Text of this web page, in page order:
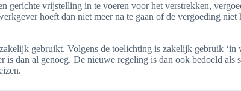
gerichte vrijstelling in te voeren voor het verstrekken,
hoeft dan niet meer na te gaan of de vergoeding
gebruikt. Volgens de toelichting is zakelijk gebruik ‘in
dan al genoeg. De nieuwe regeling is dan ook bedoeld als